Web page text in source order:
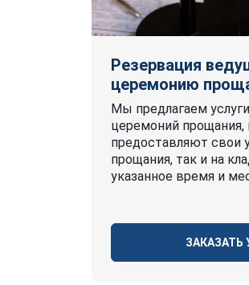
Резервация
церемонию
Мы предлагаем
церемоний
предоставляют свои
прощания, так и на
указанное время и
ЗАКАЗАТЬ